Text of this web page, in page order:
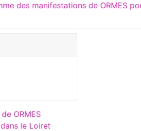
des manifestations de ORMES
ORMES
le Loiret